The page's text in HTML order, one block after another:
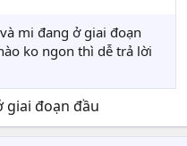
mi đang ở giai đoạn
ko ngon thì dễ trả lời
giai đoạn đầu